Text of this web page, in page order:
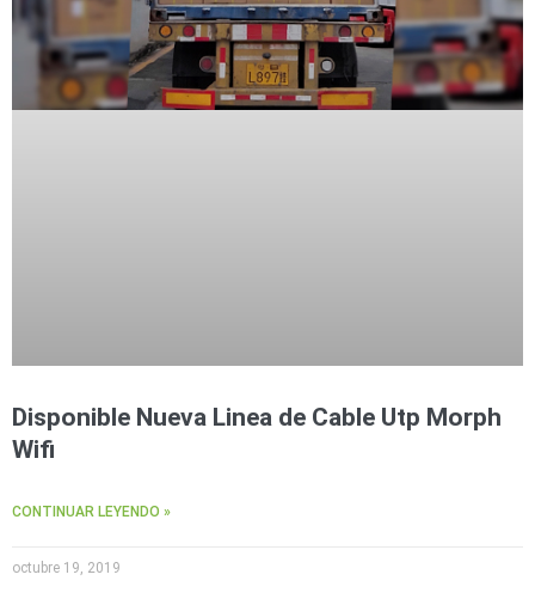
Disponible Nueva Linea de Cable Utp Morph
Wifi
CONTINUAR LEYENDO »
octubre 19, 2019